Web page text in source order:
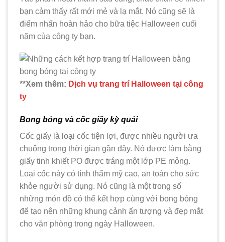
bạn cảm thấy rất mới mẻ và lạ mắt. Nó cũng sẽ là
điểm nhấn hoàn hảo cho bữa tiệc Halloween cuối
năm của công ty bạn.
**Xem thêm: Dịch vụ trang trí Halloween tại công
ty
Bong bóng và cốc giấy kỳ quái
Cốc giấy là loại cốc tiện lợi, được nhiều người ưa
chuộng trong thời gian gần đây. Nó được làm bằng
giấy tinh khiết PO được tráng một lớp PE mỏng.
Loại cốc này có tính thẩm mỹ cao, an toàn cho sức
khỏe người sử dụng. Nó cũng là một trong số
những món đồ có thể kết hợp cùng với bong bóng
để tạo nên những khung cảnh ấn tượng và đẹp mắt
cho văn phòng trong ngày Halloween.